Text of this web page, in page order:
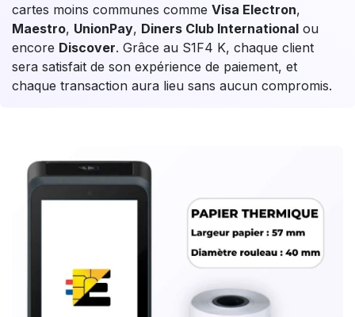
cartes moins communes comme Visa Electron,
Maestro, UnionPay, Diners Club International ou
encore Discover. Grâce au S1F4 K, chaque client
sera satisfait de son expérience de paiement, et
chaque transaction aura lieu sans aucun compromis.